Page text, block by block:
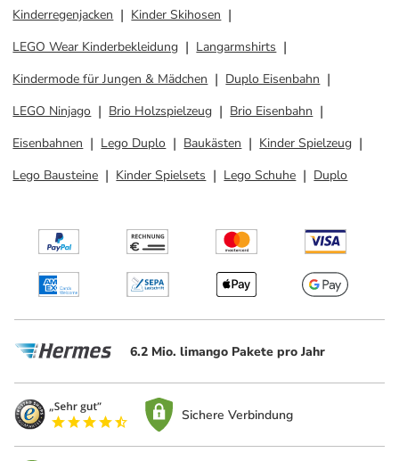
Kinderregenjacken
Kinder Skihosen
LEGO Wear Kinderbekleidung
Langarmshirts
Kindermode für Jungen & Mädchen
Duplo Eisenbahn
LEGO Ninjago
Brio Holzspielzeug
Brio Eisenbahn
Eisenbahnen
Lego Duplo Baukästen
Kinder Spielzeug
Lego Bausteine
Kinder Spielsets Lego Schuhe Duplo
6.2 Mio. limango Pakete pro Jahr
Sichere Verbindung